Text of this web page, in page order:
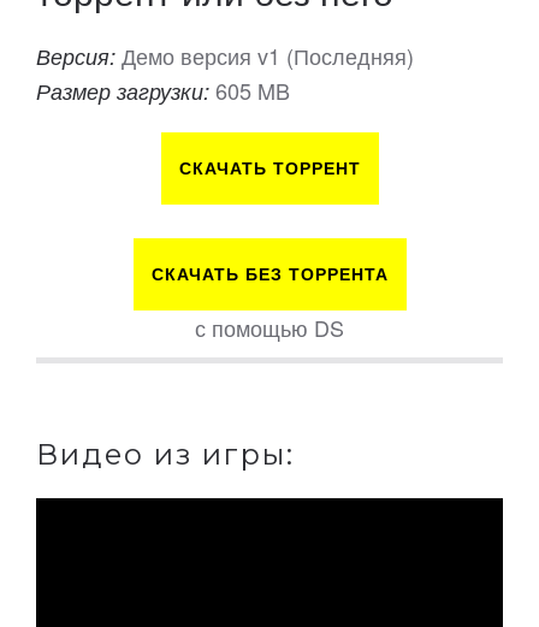
Версия: Демо версия v1 (Последняя)
Размер загрузки: 605 MB
СКАЧАТЬ ТОРРЕНТ
СКАЧАТЬ БЕЗ ТОРРЕНТА
с помощью DS
Видео из игры: